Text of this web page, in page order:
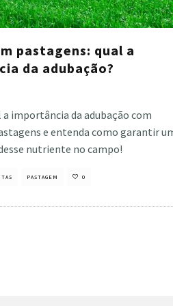
pastagens: qual a
da adubação?
a importância da adubação com
e entenda como garantir
nutriente no campo!
PASTAGEM 0